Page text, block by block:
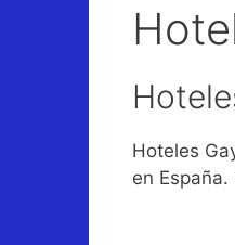
Hoteles
en